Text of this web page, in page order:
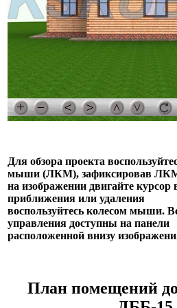
Для обзора проекта
мыши (ЛКМ), зафиксировав
на изображении двигайте
приближения или удаления
воспользуйтесь колесом мыши.
управления доступны на панели
расположенной внизу
План помещений